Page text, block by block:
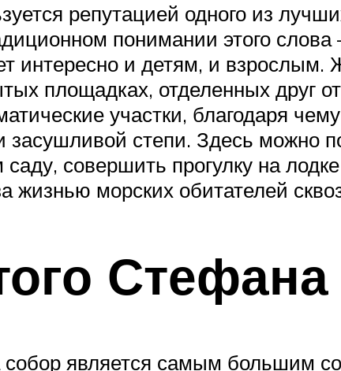
репутацией одного из
понимании этого
интересно и детям, и
площадках, отделенных друг
участки, благодаря
степи. Здесь можно
совершить прогулку на
морских обитателей
Стефана
собор является самым большим